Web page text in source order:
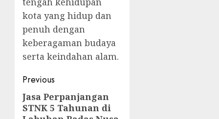
kota yang hidup dan
penuh dengan
keberagaman budaya
serta keindahan alam.
Post
navigation
Previous
Previous
post:
Jasa Perpanjangan
STNK 5 Tahunan di